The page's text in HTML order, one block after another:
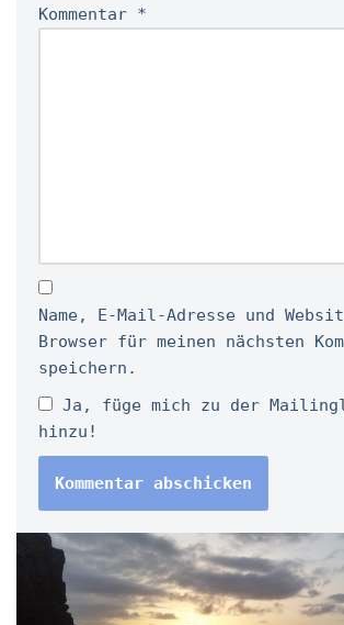
Kommentar *
Name, E-Mail-Adresse und
Browser für meinen nächsten
speichern.
Ja, füge mich zu der
hinzu!